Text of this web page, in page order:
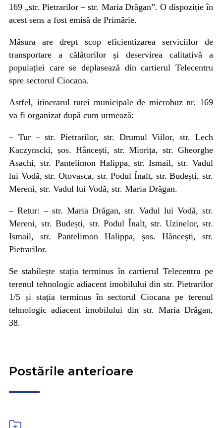
169 „str. Pietrarilor – str. Maria Drăgan”. O dispoziție în
acest sens a fost emisă de Primărie.
Măsura are drept scop eficientizarea serviciilor de
transportare a călătorilor și deservirea calitativă a
populației care se deplasează din cartierul Telecentru
spre sectorul Ciocana.
Astfel, itinerarul rutei municipale de microbuz nr. 169
va fi organizat după cum urmează:
– Tur – str. Pietrarilor, str. Drumul Viilor, str. Lech
Kaczynscki, șos. Hâncești, str. Miorița, str. Gheorghe
Asachi, str. Pantelimon Halippa, str. Ismail, str. Vadul
lui Vodă, str. Otovasca, str. Podul Înalt, str. Budești, str.
Mereni, str. Vadul lui Vodă, str. Maria Drăgan.
– Retur: – str. Maria Drăgan, str. Vadul lui Vodă, str.
Mereni, str. Budești, str. Podul Înalt, str. Uzinelor, str.
Ismail, str. Pantelimon Halippa, șos. Hâncești, str.
Pietrarilor.
Se stabilește stația terminus în cartierul Telecentru pe
terenul tehnologic adiacent imobilului din str. Pietrarilor
1/5 și stația terminus în sectorul Ciocana pe terenul
tehnologic adiacent imobilului din str. Maria Drăgan,
38.
Postările anterioare